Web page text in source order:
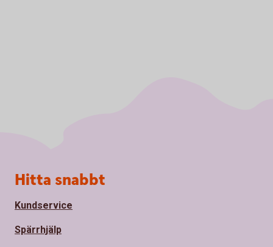
Sidfot
Hitta snabbt
Kundservice
Spärrhjälp